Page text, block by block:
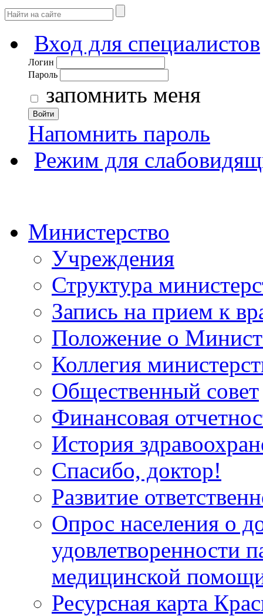
Вход для специалистов
Логин
Пароль
запомнить меня
Войти
Напомнить пароль
Режим для
Министерство
Учреждения
Структура
Запись на прием к
Положение о
Коллегия
Общественный совет
Финансовая
История
Спасибо, доктор!
Развитие
Опрос населения о
удовлетворенности
медицинской
Ресурсная карта